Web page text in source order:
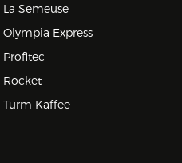
La Semeuse
Olympia Express
Profitec
Rocket
Turm Kaffee